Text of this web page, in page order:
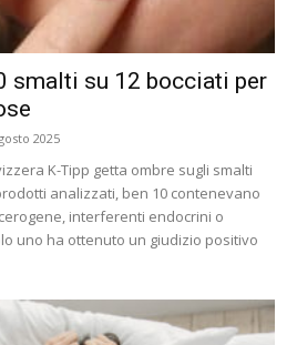
smalti su 12 bocciati per
2025
K-Tipp getta ombre sugli smalti
analizzati, ben 10 contenevano
interferenti endocrini o
uno ha ottenuto un giudizio positivo